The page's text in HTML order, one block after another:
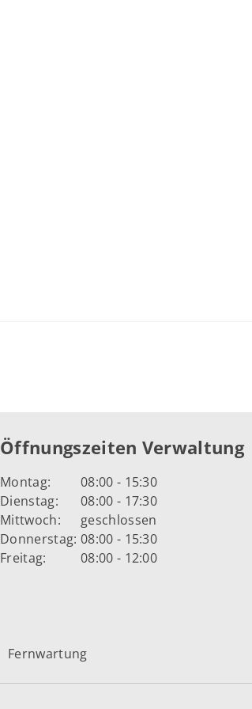
Öffnungszeiten Verwaltung
Montag:
08:00 - 15:30
Dienstag:
08:00 - 17:30
Mittwoch:
geschlossen
Donnerstag: 08:00 - 15:30
Freitag:
08:00 - 12:00
Fernwartung